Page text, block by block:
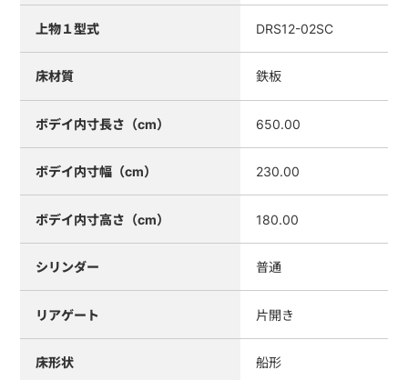
上物１型式 DRS12-02SC
床材質 鉄板
ボデイ内寸長さ（cm） 650.00
ボデイ内寸幅（cm） 230.00
ボデイ内寸高さ（cm） 180.00
シリンダー 普通
リアゲート 片開き
床形状 船形